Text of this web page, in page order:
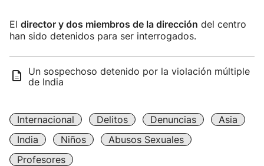
El director y dos miembros de la dirección del centro
han sido detenidos para ser interrogados.
Un sospechoso detenido por la violación múltiple
de India
Internacional Delitos Denuncias
Asia
India
Niños
Abusos Sexuales
Profesores